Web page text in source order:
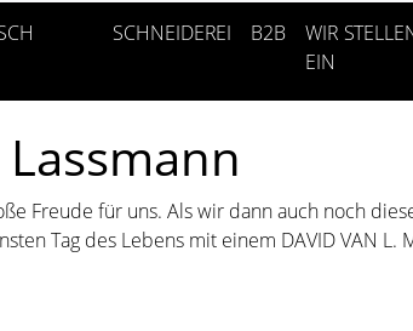
SCHNEIDEREI B2B
WIR
EIN
Freude für uns. Als wir dann auch noch
Tag des Lebens mit einem DAVID VAN L.